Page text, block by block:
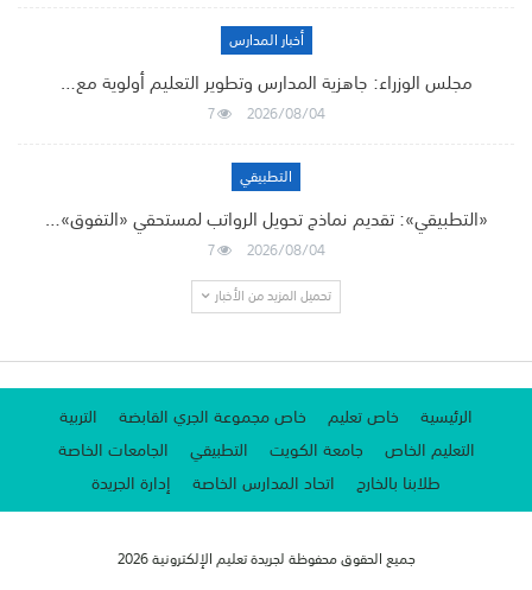
أخبار المدارس
مجلس الوزراء: جاهزية المدارس وتطوير التعليم أولوية مع…
2026/08/04
7
التطبيقي
«التطبيقي»: تقديم نماذج تحويل الرواتب لمستحقي «التفوق»…
2026/08/04
7
تحميل المزيد من الأخبار
الرئيسية خاص تعليم خاص مجموعة الجري القابضة
التربية
التعليم الخاص
جامعة الكويت التطبيقي
الجامعات الخاصة
طلابنا بالخارج
اتحاد المدارس الخاصة إدارة الجريدة
جميع الحقوق محفوظة لجريدة تعليم الإلكترونية 2026